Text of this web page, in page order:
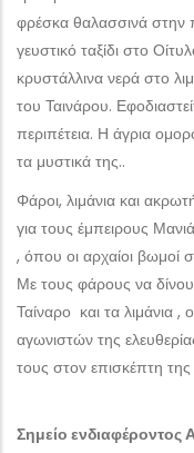
φρέσκα θαλασσινά στην
γευστικό ταξίδι στο
κρυστάλλινα νερά στο
του Ταινάρου.
περιπέτεια. Η άγρια
τα μυστικά της..
Φάροι, λιμάνια και
για τους έμπειρους
, όπου οι αρχαίοι βωμοί
Με τους φάρους να
Ταίναρο και τα λιμάνια
αγωνιστών της
τους στον επισκέπτη
Σημείο ενδιαφέροντος